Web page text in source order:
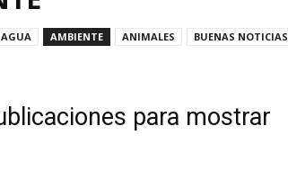
AGUA AMBIENTE ANIMALES BUENAS NOTICIAS
para mostrar